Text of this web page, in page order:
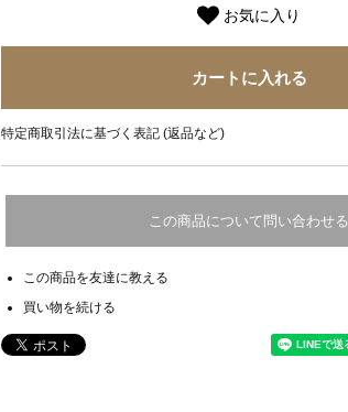
お気に入り
特定商取引法に基づく表記 (返品など)
この商品について問い合わせる
この商品を友達に教える
買い物を続ける